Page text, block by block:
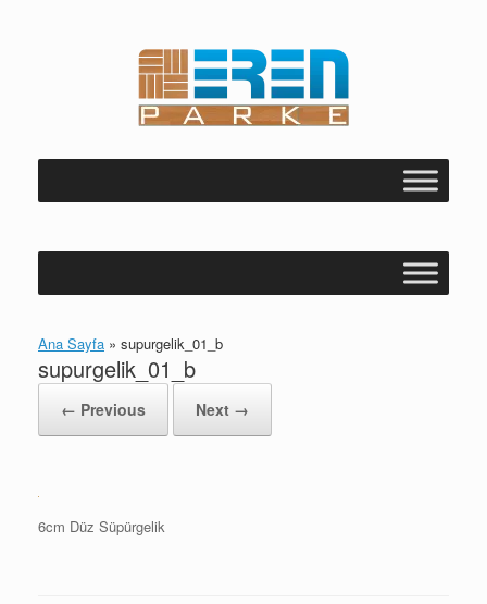
Ana Sayfa » supurgelik_01_b
supurgelik_01_b
← Previous Next →
6cm Düz Süpürgelik